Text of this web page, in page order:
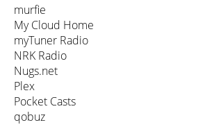
murfie
My Cloud Home
myTuner Radio
NRK Radio
Nugs.net
Plex
Pocket Casts
qobuz